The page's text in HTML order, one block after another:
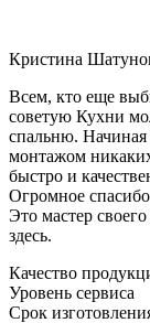
Кристина
Всем, кто еще
советую Кухни
спальню. Начиная
монтажом
быстро и
Огромное
Это мастер
здесь.
Качество
Уровень сервиса
Срок